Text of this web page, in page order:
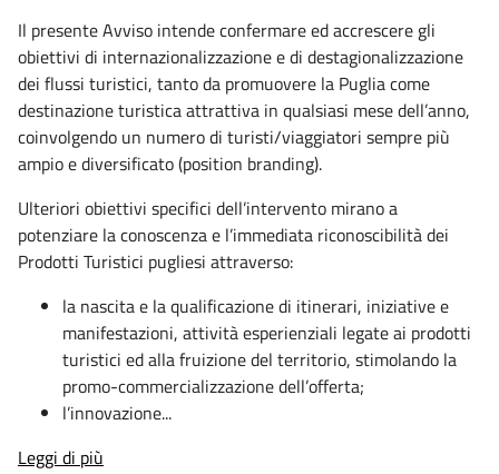
Il presente Avviso intende confermare ed accrescere gli
obiettivi di internazionalizzazione e di destagionalizzazione
dei flussi turistici, tanto da promuovere la Puglia come
destinazione turistica attrattiva in qualsiasi mese dell’anno,
coinvolgendo un numero di turisti/viaggiatori sempre più
ampio e diversificato (position branding).
Ulteriori obiettivi specifici dell’intervento mirano a
potenziare la conoscenza e l’immediata riconoscibilità dei
Prodotti Turistici pugliesi attraverso:
la nascita e la qualificazione di itinerari, iniziative e
manifestazioni, attività esperienziali legate ai prodotti
turistici ed alla fruizione del territorio, stimolando la
promo-commercializzazione dell’offerta;
l’innovazione...
Leggi di più